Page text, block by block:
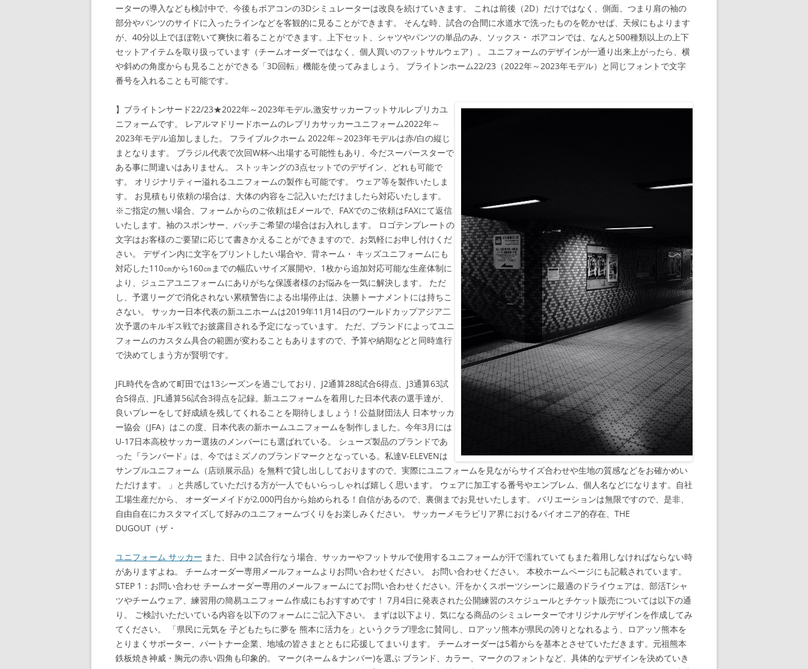
ーターの導入なども検討中で、今後もボアコンの3Dシミュレーターは改良を続けていきます。 これは前後（2D）だけではなく、側面、つまり肩の袖の
部分やパンツのサイドに入ったラインなどを客観的に見ることができます。 そんな時、試合の合間に水道水で洗ったものを乾かせば、天候にもよります
が、40分以上でほぼ乾いて爽快に着ることができます。上下セット、シャツやパンツの単品のみ、ソックス・ ボアコンでは、なんと500種類以上の上下
セットアイテムを取り扱っています（チームオーダーではなく、個人買いのフットサルウェア）。 ユニフォームのデザインが一通り出来上がったら、横
や斜めの角度からも見ることができる「3D回転」機能を使ってみましょう。 ブライトンホーム22/23（2022年～2023年モデル）と同じフォントで文字
番号を入れることも可能です。
】ブライトンサード22/23★2022年～2023年モデル,激安サッカーフットサルレプリカユ
ニフォームです。 レアルマドリードホームのレプリカサッカーユニフォーム2022年～
2023年モデル追加しました。 フライブルクホーム 2022年～2023年モデルは赤/白の縦じ
まとなります。 ブラジル代表で次回W杯へ出場する可能性もあり、今だスーパースターで
ある事に間違いはありません。 ストッキングの3点セットでのデザイン、どれも可能で
す。 オリジナリティー溢れるユニフォームの製作も可能です。 ウェア等を製作いたしま
す。 お見積もり依頼の場合は、大体の内容をご記入いただけましたら対応いたします。
※ご指定の無い場合、フォームからのご依頼はEメールで、FAXでのご依頼はFAXにて返信
いたします。袖のスポンサー、パッチご希望の場合はお入れします。 ロゴテンプレートの
文字はお客様のご要望に応じて書きかえることができますので、お気軽にお申し付けくだ
さい。 デザイン内に文字をプリントしたい場合や、背ネーム・ キッズユニフォームにも
対応した110㎝から160㎝までの幅広いサイズ展開や、1枚から追加対応可能な生産体制に
より、ジュニアユニフォームにありがちな保護者様のお悩みを一気に解決します。 ただ
し、予選リーグで消化されない累積警告による出場停止は、決勝トーナメントには持ちこ
さない。 サッカー日本代表の新ユニホームは2019年11月14日のワールドカップアジア二
次予選のキルギス戦でお披露目される予定になっています。 ただ、ブランドによってユニ
フォームのカスタム具合の範囲が変わることもありますので、予算や納期などと同時進行
で決めてしまう方が賢明です。
JFL時代を含めて町田では13シーズンを過ごしており、J2通算288試合6得点、J3通算63試
合5得点、JFL通算56試合3得点を記録。新ユニフォームを着用した日本代表の選手達が、
良いプレーをして好成績を残してくれることを期待しましょう！公益財団法人 日本サッカ
ー協会（JFA）はこの度、日本代表の新ホームユニフォームを制作しました。今年3月には
U-17日本高校サッカー選抜のメンバーにも選ばれている。 シューズ製品のブランドであ
った『ランバード』は、今ではミズノのブランドマークとなっている。私達V-ELEVENは
サンプルユニフォーム（店頭展示品）を無料で貸し出ししておりますので、実際にユニフォームを見ながらサイズ合わせや生地の質感などをお確かめい
ただけます。 」と共感していただける方が一人でもいらっしゃれば嬉しく思います。 ウェアに加工する番号やエンブレム、個人名などになります。自社
工場生産だから、 オーダーメイドが2,000円台から始められる！自信があるので、裏側までお見せいたします。 バリエーションは無限ですので、是非、
自由自在にカスタマイズして好みのユニフォームづくりをお楽しみください。 サッカーメモラビリア界におけるパイオニア的存在、THE
DUGOUT（ザ・
ユニフォーム サッカー また、日中２試合行なう場合、サッカーやフットサルで使用するユニフォームが汗で濡れていてもまた着用しなければならない時
がありますよね。 チームオーダー専用メールフォームよりお問い合わせください。 お問い合わせください。 本校ホームページにも記載されています。
STEP 1：お問い合わせ チームオーダー専用のメールフォームにてお問い合わせください。汗をかくスポーツシーンに最適のドライウェアは、部活Tシャ
ツやチームウェア、練習用の簡易ユニフォーム作成にもおすすめです！ 7月4日に発表された公開練習のスケジュールとチケット販売については以下の通
り。 ご検討いただいている内容を以下のフォームにご記入下さい。 まずは以下より、気になる商品のシミュレーターでオリジナルデザインを作成してみ
てください。 「県民に元気を 子どもたちに夢を 熊本に活力を」というクラブ理念に賛同し、ロアッソ熊本が県民の誇りとなれるよう、ロアッソ熊本を
とりまくサポーター、パートナー企業、地域の皆さまとともに応援してまいります。 チームオーダーは5着からを基本とさせていただきます。元祖熊本
鉄板焼き神威・胸元の赤い四角も印象的。 マーク(ネーム＆ナンバー)を選ぶ ブランド、カラー、マークのフォントなど、具体的なデザインを決めていき